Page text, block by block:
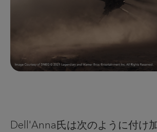
Dell'Anna氏は次のように付け